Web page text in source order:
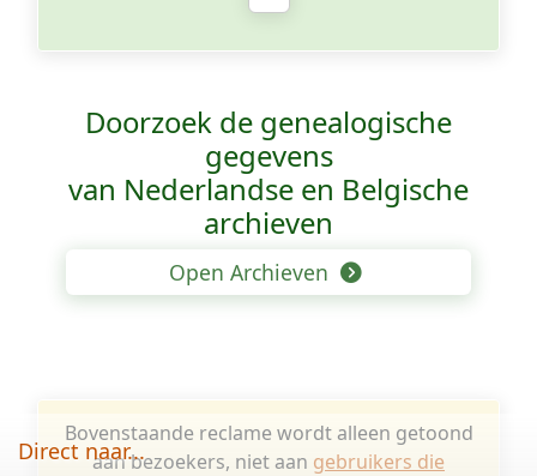
Doorzoek de genealogische
gegevens
van Nederlandse en Belgische
archieven
Open Archieven
Bovenstaande reclame wordt alleen getoond
aan bezoekers, niet aan gebruikers die
Direct naar...